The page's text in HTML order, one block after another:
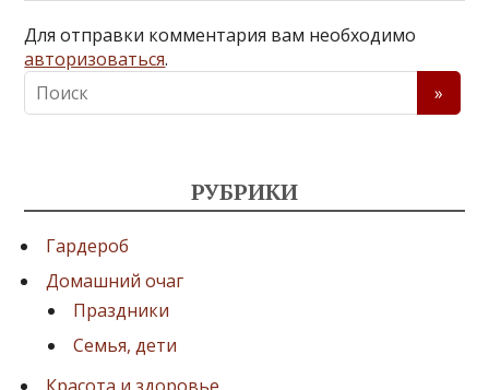
Для отправки комментария вам необходимо
авторизоваться.
РУБРИКИ
Гардероб
Домашний очаг
Праздники
Семья, дети